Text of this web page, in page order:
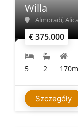
€ 375.000
Willa
Almoradí,
5 2
Szczegóły